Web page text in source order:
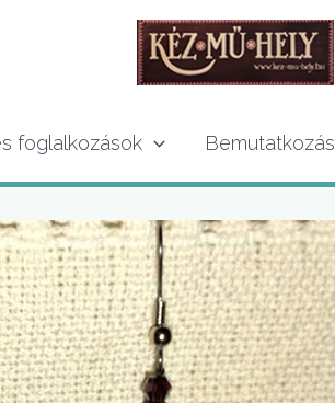
foglalkozások Bemutatkozás